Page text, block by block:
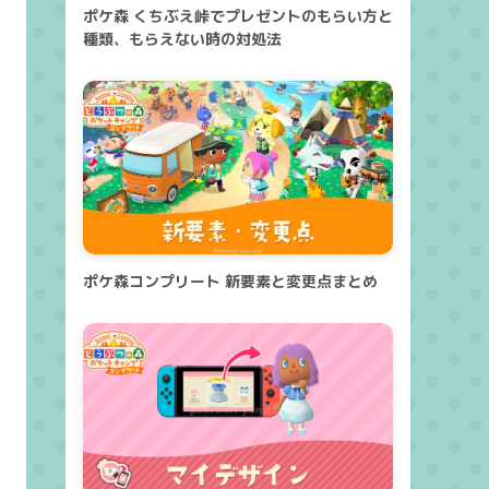
ポケ森 くちぶえ峠でプレゼントのもらい方と
種類、もらえない時の対処法
ポケ森コンプリート 新要素と変更点まとめ